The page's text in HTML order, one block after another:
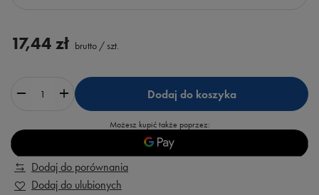
17,44 zł brutto / szt.
Dodaj do koszyka
Możesz kupić także poprzez:
Dodaj do porównania
Dodaj do ulubionych